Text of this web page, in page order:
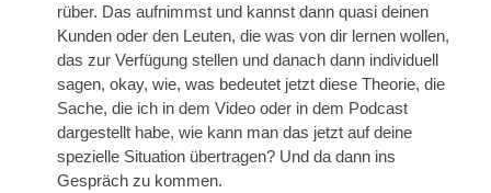
rüber. Das aufnimmst und kannst dann quasi deinen
Kunden oder den Leuten, die was von dir lernen wollen,
das zur Verfügung stellen und danach dann individuell
sagen, okay, wie, was bedeutet jetzt diese Theorie, die
Sache, die ich in dem Video oder in dem Podcast
dargestellt habe, wie kann man das jetzt auf deine
spezielle Situation übertragen? Und da dann ins
Gespräch zu kommen.